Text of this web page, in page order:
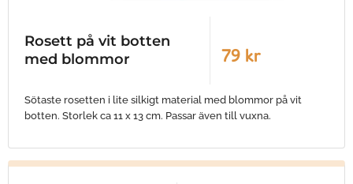
Rosett på vit botten
med blommor
79 kr
Sötaste rosetten i lite silkigt material med blommor på vit
botten. Storlek ca 11 x 13 cm. Passar även till vuxna.